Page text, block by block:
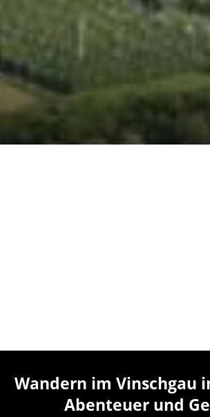
Wandern im Vinschgau
Abenteuer und